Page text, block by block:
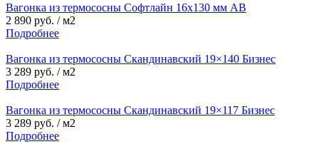
Вагонка из термососны Софтлайн 16х130 мм АВ
2 890 руб. / м2
Подробнее
Вагонка из термососны Скандинавский 19×140 Бизнес
3 289 руб. / м2
Подробнее
Вагонка из термососны Скандинавский 19×117 Бизнес
3 289 руб. / м2
Подробнее